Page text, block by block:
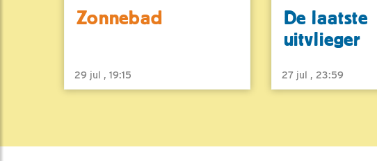
Zonnebad
29 jul , 19:15
De laatste
uitvlieger
27 jul , 23:59